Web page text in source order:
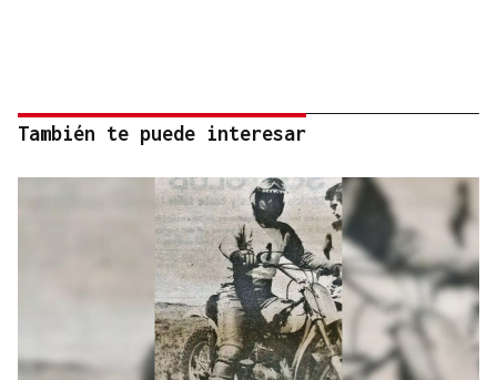
También te puede interesar